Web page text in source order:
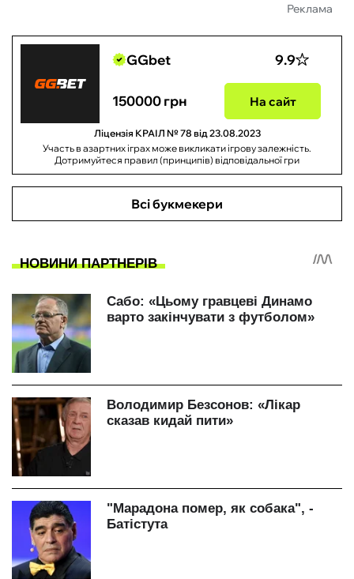
Реклама
GGbet 9.9
150000 грн На сайт
Ліцензія КРАІЛ № 78 від 23.08.2023
Участь в азартних іграх може викликати ігрову залежність.
Дотримуйтеся правил (принципів) відповідальної гри
Всі букмекери